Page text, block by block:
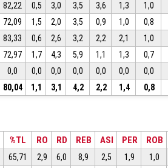
82,22 0,5 3,0 3,5 3,6 1,3 1,0
72,09 1,5 2,0 3,5 0,9 1,0 0,8
83,33 0,6 2,6 3,2 2,2 2,1 1,0
72,97 1,7 4,3 5,9 1,1 1,3 0,7
0,0 0,0 0,0 0,0 0,0 0,0 0,0
80,04 1,1 3,1 4,2 2,2 1,4 0,8
%TL RO RD REB ASI PER ROB
65,71 2,9 6,0 8,9 2,5 1,9 1,0